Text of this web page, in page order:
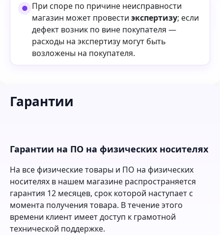
При споре по причине неисправности
магазин может провести экспертизу; если
дефект возник по вине покупателя —
расходы на экспертизу могут быть
возложены на покупателя.
Гарантии
Гарантии на ПО на физических носителях
На все физические товары и ПО на физических
носителях в нашем магазине распространяется
гарантия 12 месяцев, срок которой наступает с
момента получения товара. В течение этого
времени клиент имеет доступ к грамотной
технической поддержке.